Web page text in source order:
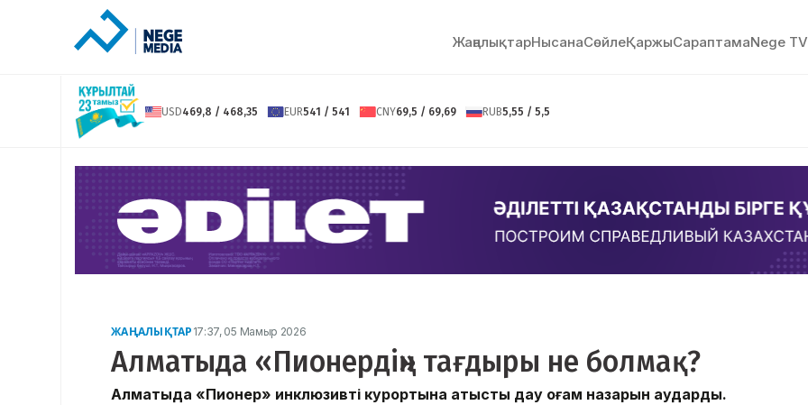
ЖаңалықтарНысанаСөйлeҚаржыСараптамаNege TV
USD469,8 / 468,35 EUR541 / 541 CNY69,5 / 69,69 RUB5,55 / 5,5
ЖАҢАЛЫҚТАР 17:37, 05 Мамыр 2026
Алматыда «Пионердің» тағдыры не болмақ?
Алматыда «Пионер» инклюзивті курортына қатысты дау қоғам назарын аударды.